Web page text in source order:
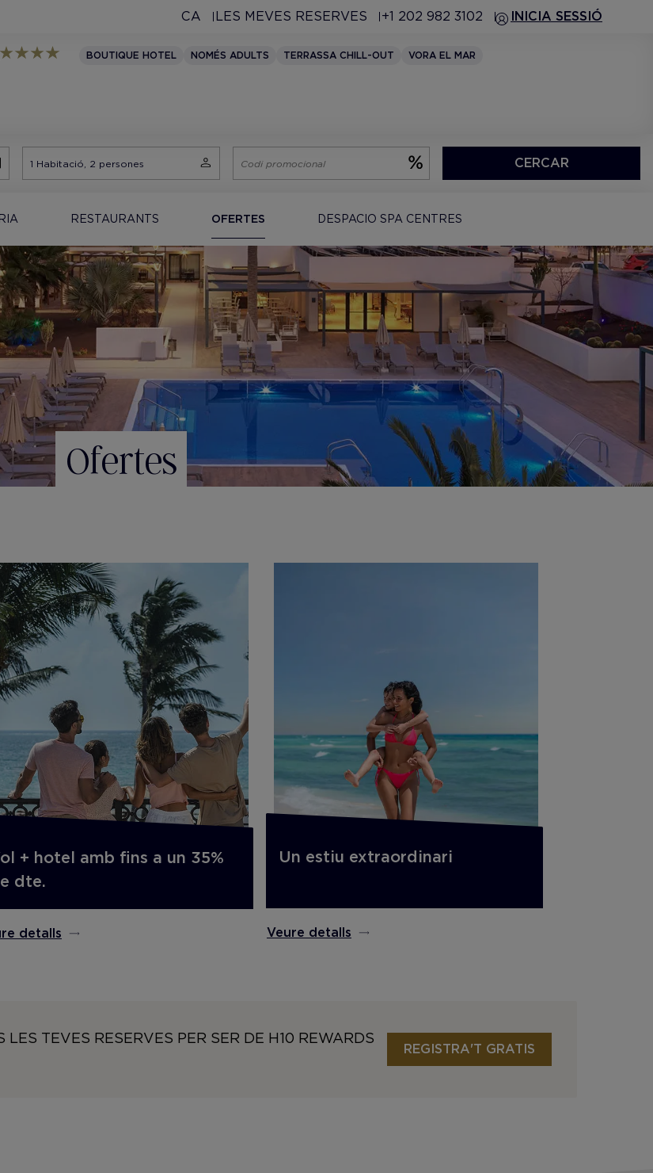
CA LES MEVES RESERVES +1 202 982 3102 INICIA SESSIÓ
BOUTIQUE HOTEL NOMÉS ADULTS TERRASSA CHILL-OUT
VORA EL MAR
CERCAR
RESTAURANTS OFERTES DESPACIO SPA CENTRES
Ofertes
+ hotel amb fins a un 35%
dte.
detalls
Un estiu extraordinari
Veure detalls
LES TEVES RESERVES PER SER DE H10 REWARDS
REGISTRA'T GRATIS